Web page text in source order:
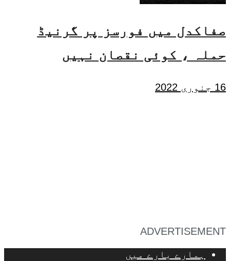
صفاکدل میں فورسز پر گرنیڈ
حملہ ، کوئی نقصان نہیں
16 جنوری 2022
ADVERTISEMENT
ہمارے بارے میں